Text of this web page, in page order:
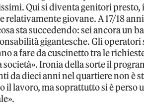
Qui si diventa genitori presto,
relativamente giovane. A 17/18
sta succedendo: sei ancora un
gigantesche. Gli
a fare da cuscinetto tra le
Ironia della sorte il
da dieci anni nel quartiere non è
il lavoro, ma soprattutto si è perso